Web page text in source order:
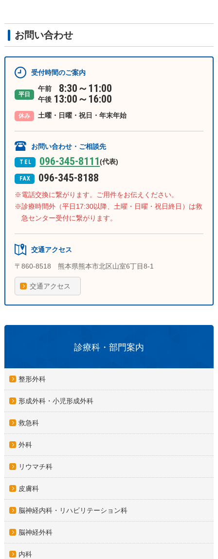
お問い合わせ
受付時間のご案内
平日
午前 8:30～11:00
午後 13:00～16:00
休み 土曜・日曜・祝日・年末年始
お問い合わせ・ご相談先
TEL 096-345-8111(代表)
FAX 096-345-8188
電話交換に繋がります。ご用件をお伝えください。
診療時間外（平日17:30以降、土曜・日曜・祝日終日）は救
急センター受付に繋がります。
交通アクセス
〒860-8518 熊本県熊本市北区山室6丁目8-1
交通アクセス
診療科・部門案内
整形外科
形成外科・小児形成外科
救急科
外科
リウマチ科
皮膚科
脳神経内科・リハビリテーション科
脳神経外科
内科